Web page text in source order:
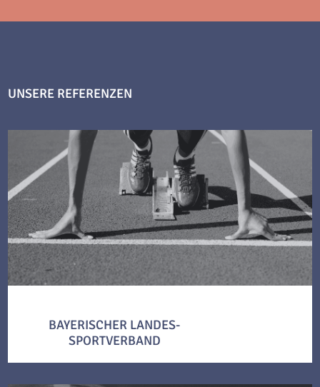
UNSERE REFERENZEN
BAYERISCHER LANDES-
SPORTVERBAND